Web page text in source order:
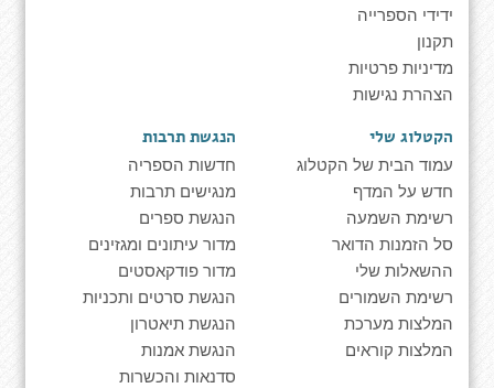
ידידי הספרייה
תקנון
מדיניות פרטיות
הצהרת נגישות
הקטלוג שלי
עמוד הבית של הקטלוג
חדש על המדף
רשימת השמעה
סל הזמנות הדואר
ההשאלות שלי
רשימת השמורים
המלצות מערכת
המלצות קוראים
הנגשת תרבות
חדשות הספריה
מנגישים תרבות
הנגשת ספרים
מדור עיתונים ומגזינים
מדור פודקאסטים
הנגשת סרטים ותכניות
הנגשת תיאטרון
הנגשת אמנות
סדנאות והכשרות